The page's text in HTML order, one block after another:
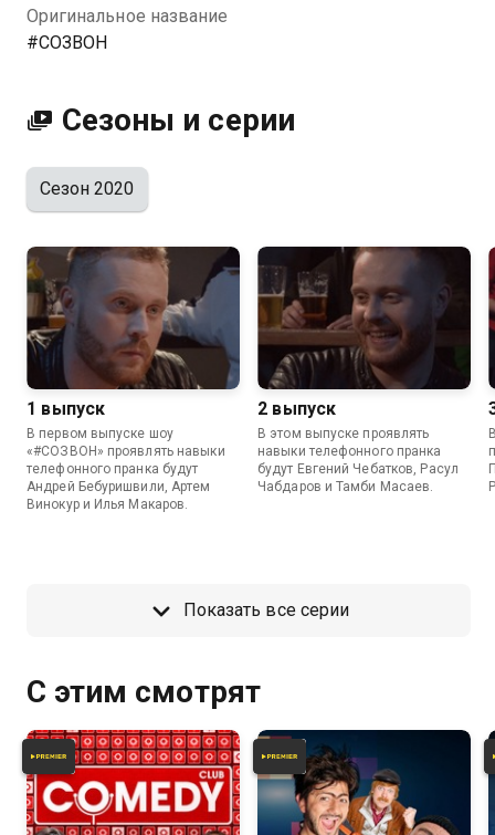
Оригинальное название
#СОЗВОН
Сезоны и серии
Сезон 2020
1 выпуск
В первом выпуске шоу
«#СОЗВОН» проявлять навыки
телефонного пранка будут
Андрей Бебуришвили, Артем
Винокур и Илья Макаров.
2 выпуск
В этом выпуске проявлять
навыки телефонного пранка
будут Евгений Чебатков, Расул
Чабдаров и Тамби Масаев.
Показать все серии
С этим смотрят